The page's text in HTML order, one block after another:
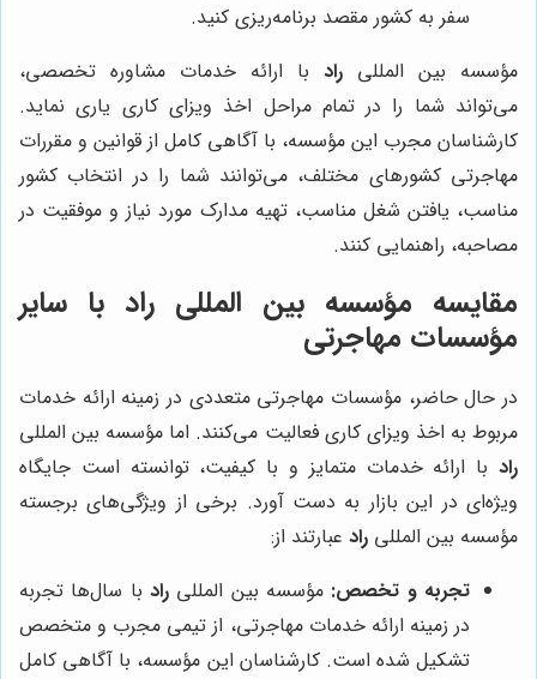
سفر به کشور مقصد برنامه‌ریزی کنید.
مؤسسه بین المللی راد با ارائه خدمات مشاوره تخصصی،
می‌تواند شما را در تمام مراحل اخذ ویزای کاری یاری نماید.
کارشناسان مجرب این مؤسسه، با آگاهی کامل از قوانین و مقررات
مهاجرتی کشورهای مختلف، می‌توانند شما را در انتخاب کشور
مناسب، یافتن شغل مناسب، تهیه مدارک مورد نیاز و موفقیت در
مصاحبه، راهنمایی کنند.
مقایسه مؤسسه بین المللی راد با سایر
مؤسسات مهاجرتی
در حال حاضر، مؤسسات مهاجرتی متعددی در زمینه ارائه خدمات
مربوط به اخذ ویزای کاری فعالیت می‌کنند. اما مؤسسه بین المللی
راد با ارائه خدمات متمایز و با کیفیت، توانسته است جایگاه
ویژه‌ای در این بازار به دست آورد. برخی از ویژگی‌های برجسته
مؤسسه بین المللی راد عبارتند از:
تجربه و تخصص: مؤسسه بین المللی راد با سال‌ها تجربه
در زمینه ارائه خدمات مهاجرتی، از تیمی مجرب و متخصص
تشکیل شده است. کارشناسان این مؤسسه، با آگاهی کامل